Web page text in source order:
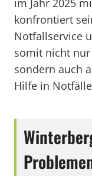
im Jahr 2025
konfrontiert
Notfallservice
somit nicht
sondern auch
Hilfe in